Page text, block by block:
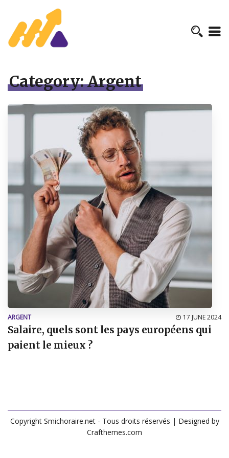
Category:Argent
ARGENT 17 JUNE 2024
Salaire, quels sont les pays européens qui
paient le mieux ?
Copyright Smichoraire.net - Tous droits réservés | Designed by
Crafthemes.com